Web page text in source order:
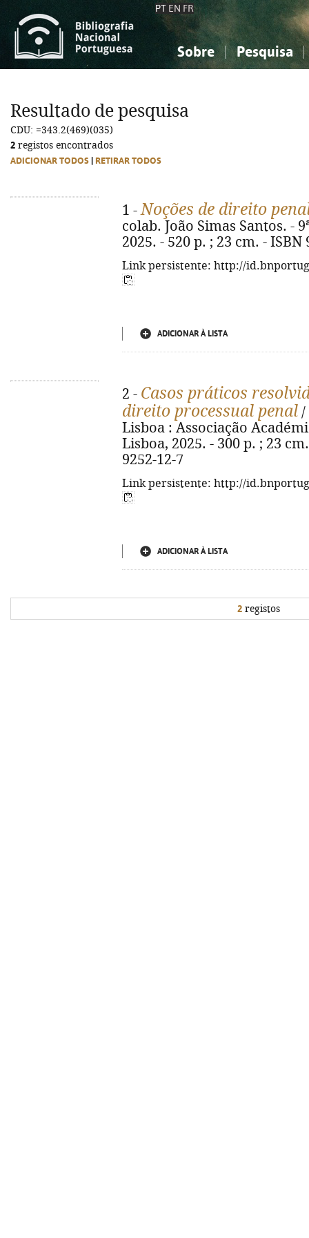
PT EN FR
Sobre Pesquisa
Ciências sociais...
Ciências sociais...
Resultado de pesquisa
CDU: =343.2(469)(035)
2 registos encontrados
ADICIONAR TODOS RETIRAR TODOS
1 -Noções de direito
colab. João Simas Santos. -
2025. - 520 p. ; 23 cm. - ISBN
Link persistente: http://
ADICIONAR À LISTA
2 - Casos práticos
direito processual penal /
Lisboa : Associação
Lisboa, 2025. - 300 p. ; 23
9252-12-7
Link persistente: http://
ADICIONAR À LISTA
2 registos